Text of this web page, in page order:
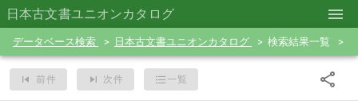
日本古文書ユニオンカタログ
データベース検索 日本古文書ユニオンカタログ 検索結果一覧
前件 次件 一覧